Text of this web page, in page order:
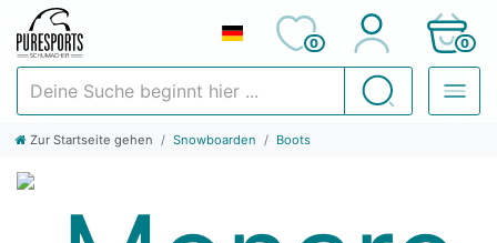
Suchen
0 0
Zur Startseite gehen Snowboarden Boots